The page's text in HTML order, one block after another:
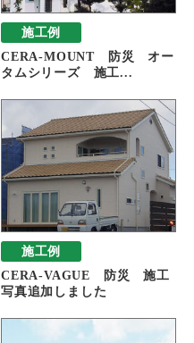
施工例
CERA-MOUNT 防災 オー
タムシリーズ 施工...
施工例
CERA-VAGUE 防災 施工
写真追加しました